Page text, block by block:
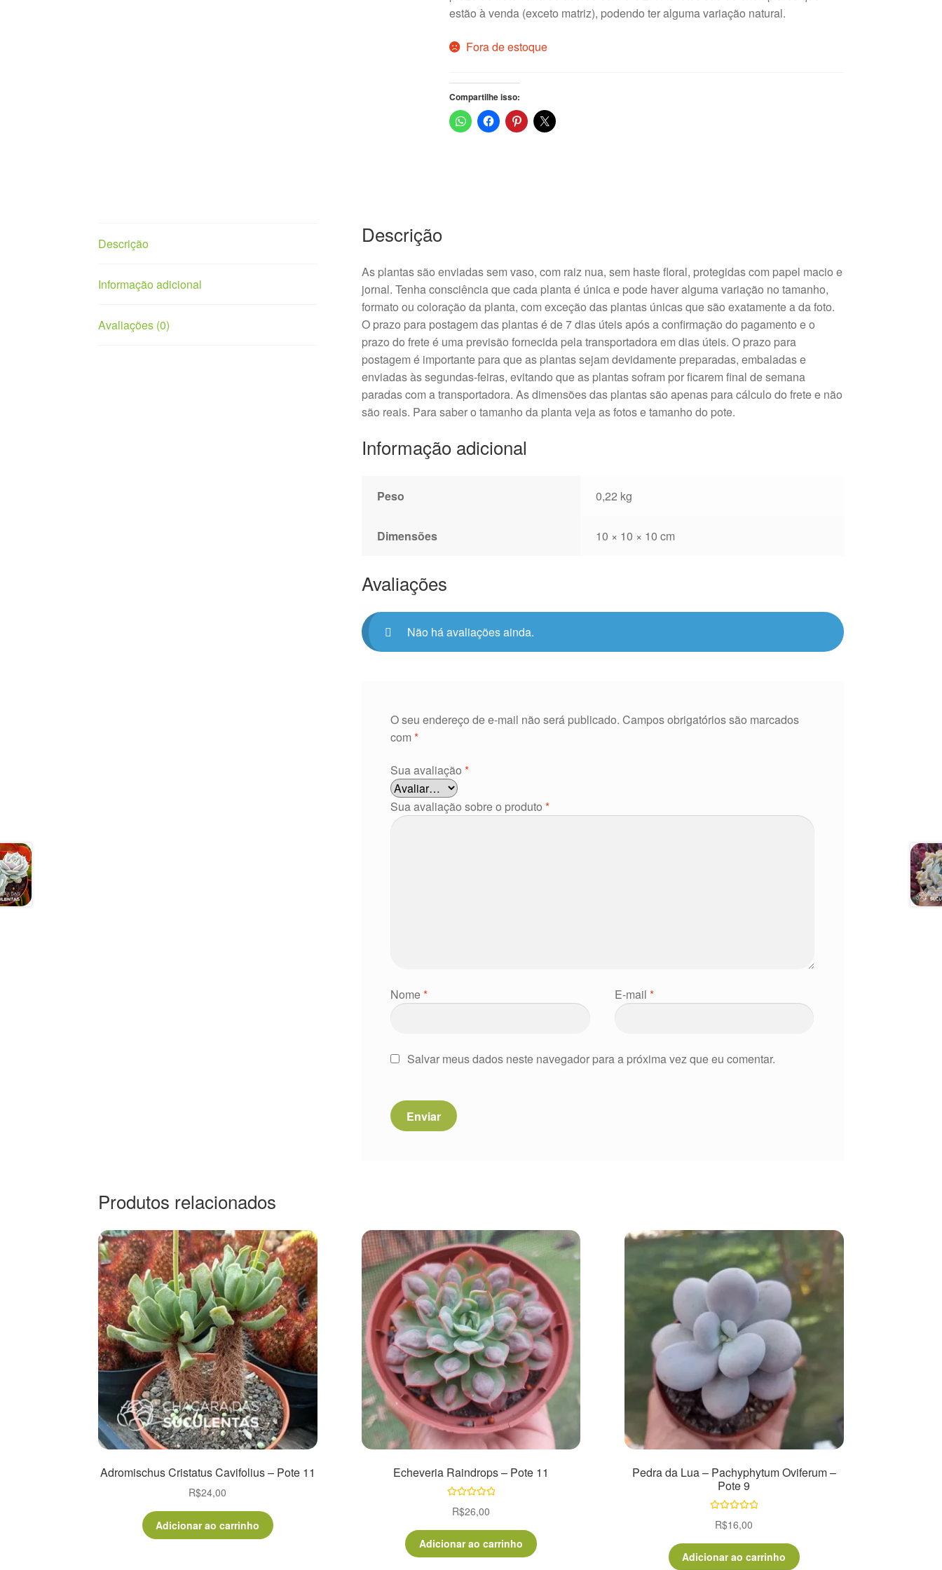
estão à venda (exceto matriz), podendo ter alguma variação natural.
Fora de estoque
Compartilhe isso:
Descrição
Informação adicional
Avaliações (0)
Descrição
As plantas são enviadas sem vaso, com raiz nua, sem haste floral, protegidas com papel macio e
jornal. Tenha consciência que cada planta é única e pode haver alguma variação no tamanho,
formato ou coloração da planta, com exceção das plantas únicas que são exatamente a da foto.
O prazo para postagem das plantas é de 7 dias úteis após a confirmação do pagamento e o
prazo do frete é uma previsão fornecida pela transportadora em dias úteis. O prazo para
postagem é importante para que as plantas sejam devidamente preparadas, embaladas e
enviadas às segundas-feiras, evitando que as plantas sofram por ficarem final de semana
paradas com a transportadora. As dimensões das plantas são apenas para cálculo do frete e não
são reais. Para saber o tamanho da planta veja as fotos e tamanho do pote.
Informação adicional
Peso 0,22 kg
Dimensões 10 × 10 × 10 cm
Avaliações
Não há avaliações ainda.
O seu endereço de e-mail não será publicado. Campos obrigatórios são marcados
com*
Sua avaliação*
Sua avaliação sobre o produto*
Nome* E-mail*
Salvar meus dados neste navegador para a próxima vez que eu comentar.
Produtos relacionados
Adromischus Cristatus Cavifolius – Pote 11
R$24,00
Adicionar ao carrinho
Echeveria Raindrops – Pote 11
5.00de 5
R$26,00
Adicionar ao carrinho
Pedra da Lua – Pachyphytum Oviferum –
Pote 9
5.00 de 5
R$16,00
Adicionar ao carrinho